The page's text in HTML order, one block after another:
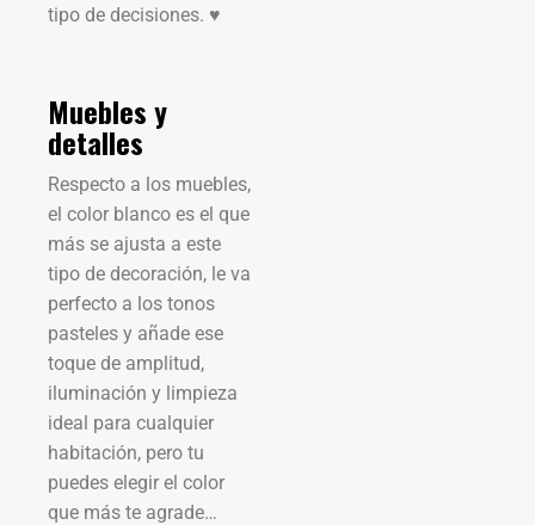
tipo de decisiones. ♥
Muebles y
detalles
Respecto a los muebles,
el color blanco es el que
más se ajusta a este
tipo de decoración, le va
perfecto a los tonos
pasteles y añade ese
toque de amplitud,
iluminación y limpieza
ideal para cualquier
habitación, pero tu
puedes elegir el color
que más te agrade…